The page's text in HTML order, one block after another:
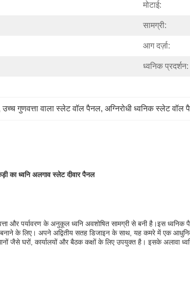
मोटाई:
सामग्री:
आग दर्ज़ा:
ध्वनिक प्रदर्शन:
उच्च गुणवत्ता वाला स्लेट वॉल पैनल, अग्निरोधी ध्वनिक स्लेट वॉल
का ध्वनि अलगाव स्लेट दीवार पैनल
और पर्यावरण के अनुकूल ध्वनि अवशोषित सामग्री से बनी है।इस
के लिए। अपने अद्वितीय सतह डिजाइन के साथ, यह कमरे में एक
घरों, कार्यालयों और बैठक कक्षों के लिए उपयुक्त है। इसके अलावा